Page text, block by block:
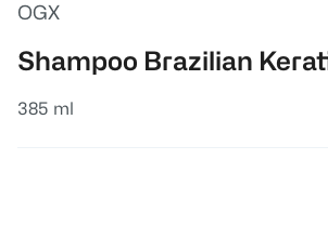
OGX
Shampoo Brazilian
385 ml